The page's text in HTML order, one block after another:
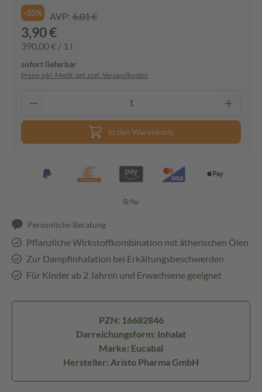
-35% AVP: 6,01 €
3,90 €
390,00 € / 1 l
sofort lieferbar
Preise inkl. MwSt. ggf. zzgl. Versandkosten
In den Warenkorb
Persönliche Beratung
Pflanzliche Wirkstoffkombination mit ätherischen Ölen
Zur Dampfinhalation bei Erkältungsbeschwerden
Für Kinder ab 2 Jahren und Erwachsene geeignet
PZN: 16682846
Darreichungsform: Inhalat
Marke: Eucabal
Hersteller: Aristo Pharma GmbH